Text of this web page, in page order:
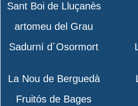
Sant Boi de Lluçanès
artomeu del Grau
Sadurní d´Osormort
La Nou de Berguedà
Fruitós de Bages